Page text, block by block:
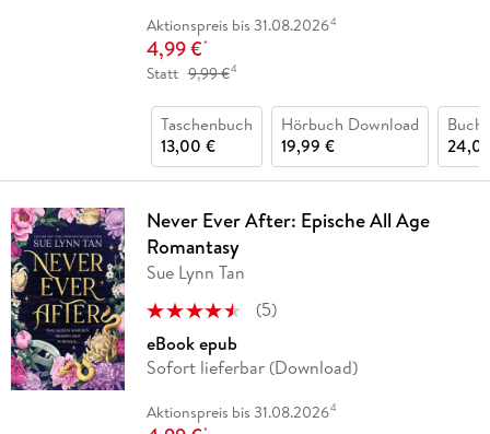
Aktionspreis bis 31.08.20264
4,99 €*
Statt 9,99 €4
Taschenbuch
13,00 €
Hörbuch Download
19,99 €
Buch
Never Ever After: Epische All Age
Romantasy
Sue Lynn Tan
(5)
eBook epub
Sofort lieferbar (Download)
Aktionspreis bis 31.08.20264